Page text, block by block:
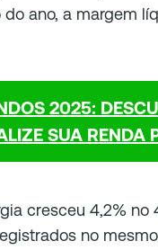
ano, a margem
2025:
SUA RENDA
cresceu 4,2% no
no